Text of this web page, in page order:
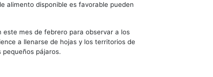
alimento disponible es favorable pueden
este mes de febrero para observar a los
a llenarse de hojas y los territorios de
pájaros.